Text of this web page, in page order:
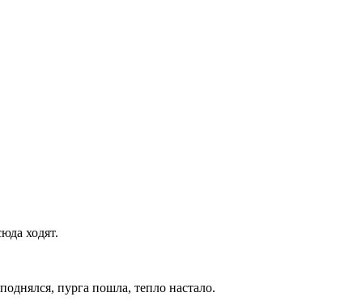
ходят.
пурга пошла, тепло настало.